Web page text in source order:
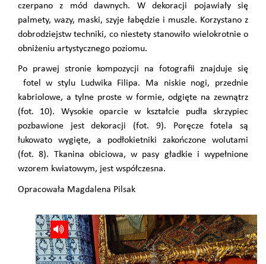
czerpano z mód dawnych. W dekoracji pojawiały się
palmety, wazy, maski, szyje łabędzie i muszle. Korzystano z
dobrodziejstw techniki, co niestety stanowiło wielokrotnie o
obniżeniu artystycznego poziomu.
Po prawej stronie kompozycji na fotografii znajduje się
fotel w stylu Ludwika Filipa. Ma niskie nogi, przednie
kabriolowe, a tylne proste w formie, odgięte na zewnątrz
(fot. 10). Wysokie oparcie w kształcie pudła skrzypiec
pozbawione jest dekoracji (fot. 9). Poręcze fotela są
łukowato wygięte, a podłokietniki zakończone wolutami
(fot. 8). Tkanina obiciowa, w pasy gładkie i wypełnione
wzorem kwiatowym, jest współczesna.
Opracowała Magdalena Pilsak